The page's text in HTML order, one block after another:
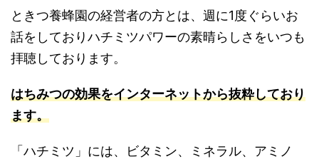
ときつ養蜂園の経営者の方とは、週に1度ぐらいお
話をしておりハチミツパワーの素晴らしさをいつも
拝聴しております。
はちみつの効果をインターネットから抜粋しており
ます。
「ハチミツ」には、ビタミン、ミネラル、アミノ